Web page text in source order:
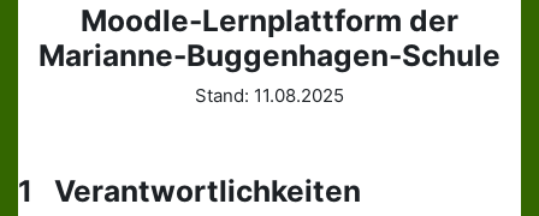
Moodle-Lernplattform der
Marianne-Buggenhagen-Schule
Stand: 11.08.2025
1 Verantwortlichkeiten